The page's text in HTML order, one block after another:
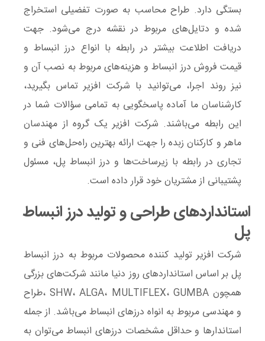
بستگی دارد. طراح محاسب به صورت تفضیلی استخراج
شده و دتایل‌های مربوط در نقشه درج می‌شود. جهت
دریافت اطلاعت بیشتر در رابطه با انواع درز انبساط و
قیمت فروش درز انبساط و هزینه‌های مربوط به نصب آن و
نیز روند اجرا، می‌توانید با شرکت افزیر تماس بگیرید،
کارشناسان ما آماده پاسخگویی به ‌تمامی سؤالات شما در
این رابطه می‌باشند. شرکت افزیر یک گروه از مهندسان
ماهر و کارکنان زبده را جهت ارائه‌ بهترین راه‌حل‌های فنی و
تجاری در رابطه با زیرساخت‌ها و درز انبساط پل، مسئول
پشتیبانی از مشتریان خود قرار داده است.
استانداردهای طراحی و تولید درز انبساط
پل
شرکت افزیر تولید کننده محصولات مربوط به درز انبساط
پل بر اساس استانداردهای روز دنیا مانند شرکت‌های بزرگی
همچون SHW، ALGA، MULTIFLEX، GUMBA ،طراح
و مهندسی مربوط به انواه درزهای انبساط می‌باشد. از جمله
استاندارها و حداقل مشخصات درزهای انبساط می‌توان به